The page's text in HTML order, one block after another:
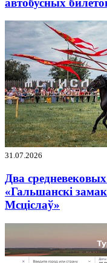
31.07.2026
Два
«Гальшанскі
Мсціслаў»